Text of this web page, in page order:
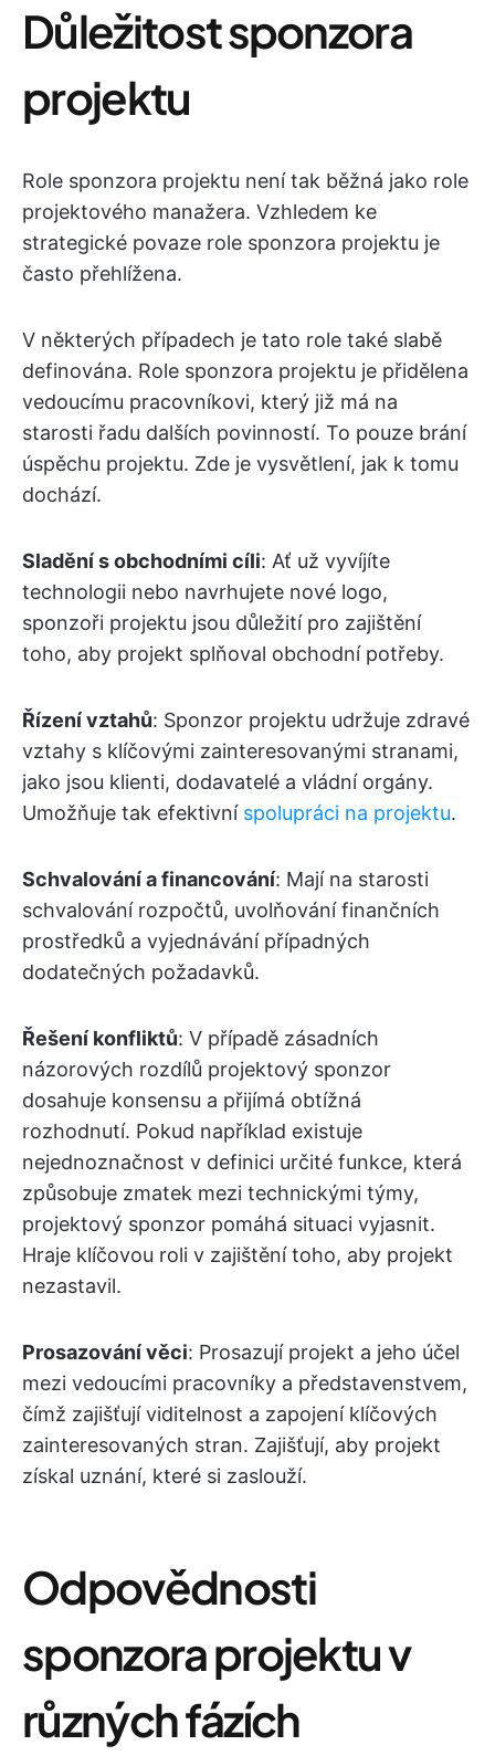
Důležitost sponzora
projektu
Role sponzora projektu není tak běžná jako role
projektového manažera. Vzhledem ke
strategické povaze role sponzora projektu je
často přehlížena.
V některých případech je tato role také slabě
definována. Role sponzora projektu je přidělena
vedoucímu pracovníkovi, který již má na
starosti řadu dalších povinností. To pouze brání
úspěchu projektu. Zde je vysvětlení, jak k tomu
dochází.
Sladění s obchodními cíli: Ať už vyvíjíte
technologii nebo navrhujete nové logo,
sponzoři projektu jsou důležití pro zajištění
toho, aby projekt splňoval obchodní potřeby.
Řízení vztahů: Sponzor projektu udržuje zdravé
vztahy s klíčovými zainteresovanými stranami,
jako jsou klienti, dodavatelé a vládní orgány.
Umožňuje tak efektivní spolupráci na projektu.
Schvalování a financování: Mají na starosti
schvalování rozpočtů, uvolňování finančních
prostředků a vyjednávání případných
dodatečných požadavků.
Řešení konfliktů: V případě zásadních
názorových rozdílů projektový sponzor
dosahuje konsensu a přijímá obtížná
rozhodnutí. Pokud například existuje
nejednoznačnost v definici určité funkce, která
způsobuje zmatek mezi technickými týmy,
projektový sponzor pomáhá situaci vyjasnit.
Hraje klíčovou roli v zajištění toho, aby projekt
nezastavil.
Prosazování věci: Prosazují projekt a jeho účel
mezi vedoucími pracovníky a představenstvem,
čímž zajišťují viditelnost a zapojení klíčových
zainteresovaných stran. Zajišťují, aby projekt
získal uznání, které si zaslouží.
Odpovědnosti
sponzora projektu v
různých fázích